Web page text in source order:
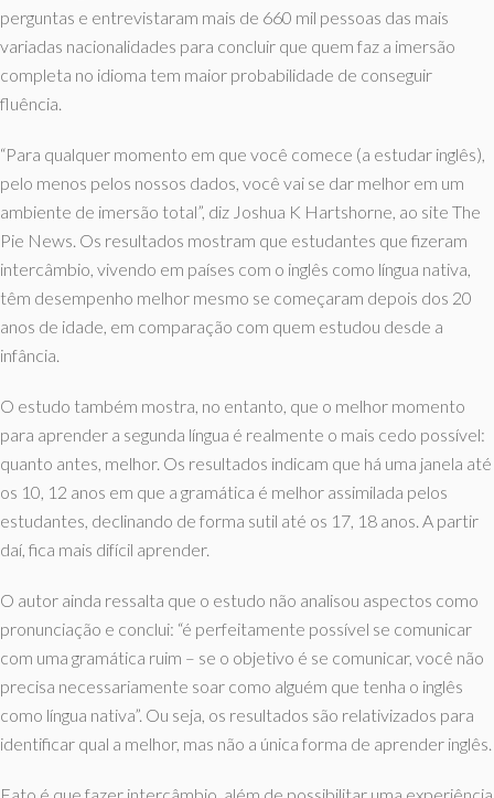
perguntas e entrevistaram mais de 660 mil pessoas das mais
variadas nacionalidades para concluir que quem faz a imersão
completa no idioma tem maior probabilidade de conseguir
fluência.
“Para qualquer momento em que você comece (a estudar inglês),
pelo menos pelos nossos dados, você vai se dar melhor em um
ambiente de imersão total”, diz Joshua K Hartshorne, ao site The
Pie News. Os resultados mostram que estudantes que fizeram
intercâmbio, vivendo em países com o inglês como língua nativa,
têm desempenho melhor mesmo se começaram depois dos 20
anos de idade, em comparação com quem estudou desde a
infância.
O estudo também mostra, no entanto, que o melhor momento
para aprender a segunda língua é realmente o mais cedo possível:
quanto antes, melhor. Os resultados indicam que há uma janela até
os 10, 12 anos em que a gramática é melhor assimilada pelos
estudantes, declinando de forma sutil até os 17, 18 anos. A partir
daí, fica mais difícil aprender.
O autor ainda ressalta que o estudo não analisou aspectos como
pronunciação e conclui: “é perfeitamente possível se comunicar
com uma gramática ruim – se o objetivo é se comunicar, você não
precisa necessariamente soar como alguém que tenha o inglês
como língua nativa”. Ou seja, os resultados são relativizados para
identificar qual a melhor, mas não a única forma de aprender inglês.
Fato é que fazer intercâmbio, além de possibilitar uma experiência